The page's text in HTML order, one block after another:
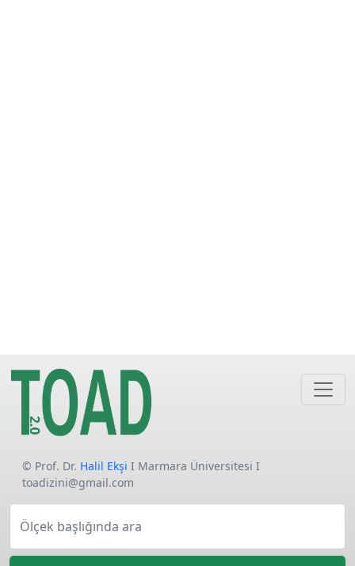
© Prof. Dr. Halil Ekşi I Marmara Üniversitesi I
toadizini@gmail.com
Ölçek başlığında ara